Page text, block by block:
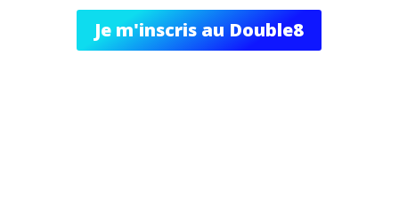
Je m'inscris au Double8